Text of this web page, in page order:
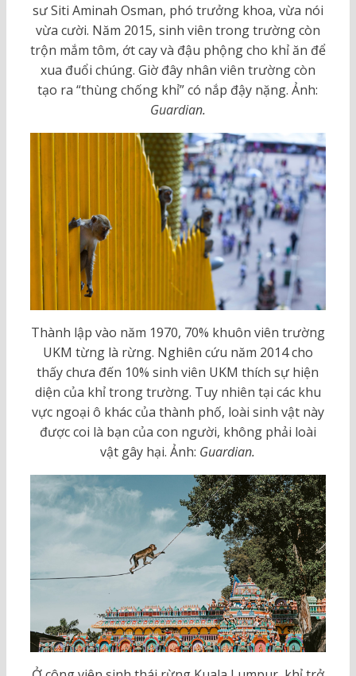
sư Siti Aminah Osman, phó trưởng khoa, vừa nói
vừa cười. Năm 2015, sinh viên trong trường còn
trộn mắm tôm, ớt cay và đậu phộng cho khỉ ăn để
xua đuổi chúng. Giờ đây nhân viên trường còn
tạo ra “thùng chống khỉ” có nắp đậy nặng. Ảnh:
Guardian.
Thành lập vào năm 1970, 70% khuôn viên trường
UKM từng là rừng. Nghiên cứu năm 2014 cho
thấy chưa đến 10% sinh viên UKM thích sự hiện
diện của khỉ trong trường. Tuy nhiên tại các khu
vực ngoại ô khác của thành phố, loài sinh vật này
được coi là bạn của con người, không phải loài
vật gây hại. Ảnh: Guardian.